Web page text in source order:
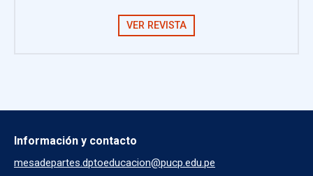
VER REVISTA
Información y contacto
mesadepartes.dptoeducacion@pucp.edu.pe